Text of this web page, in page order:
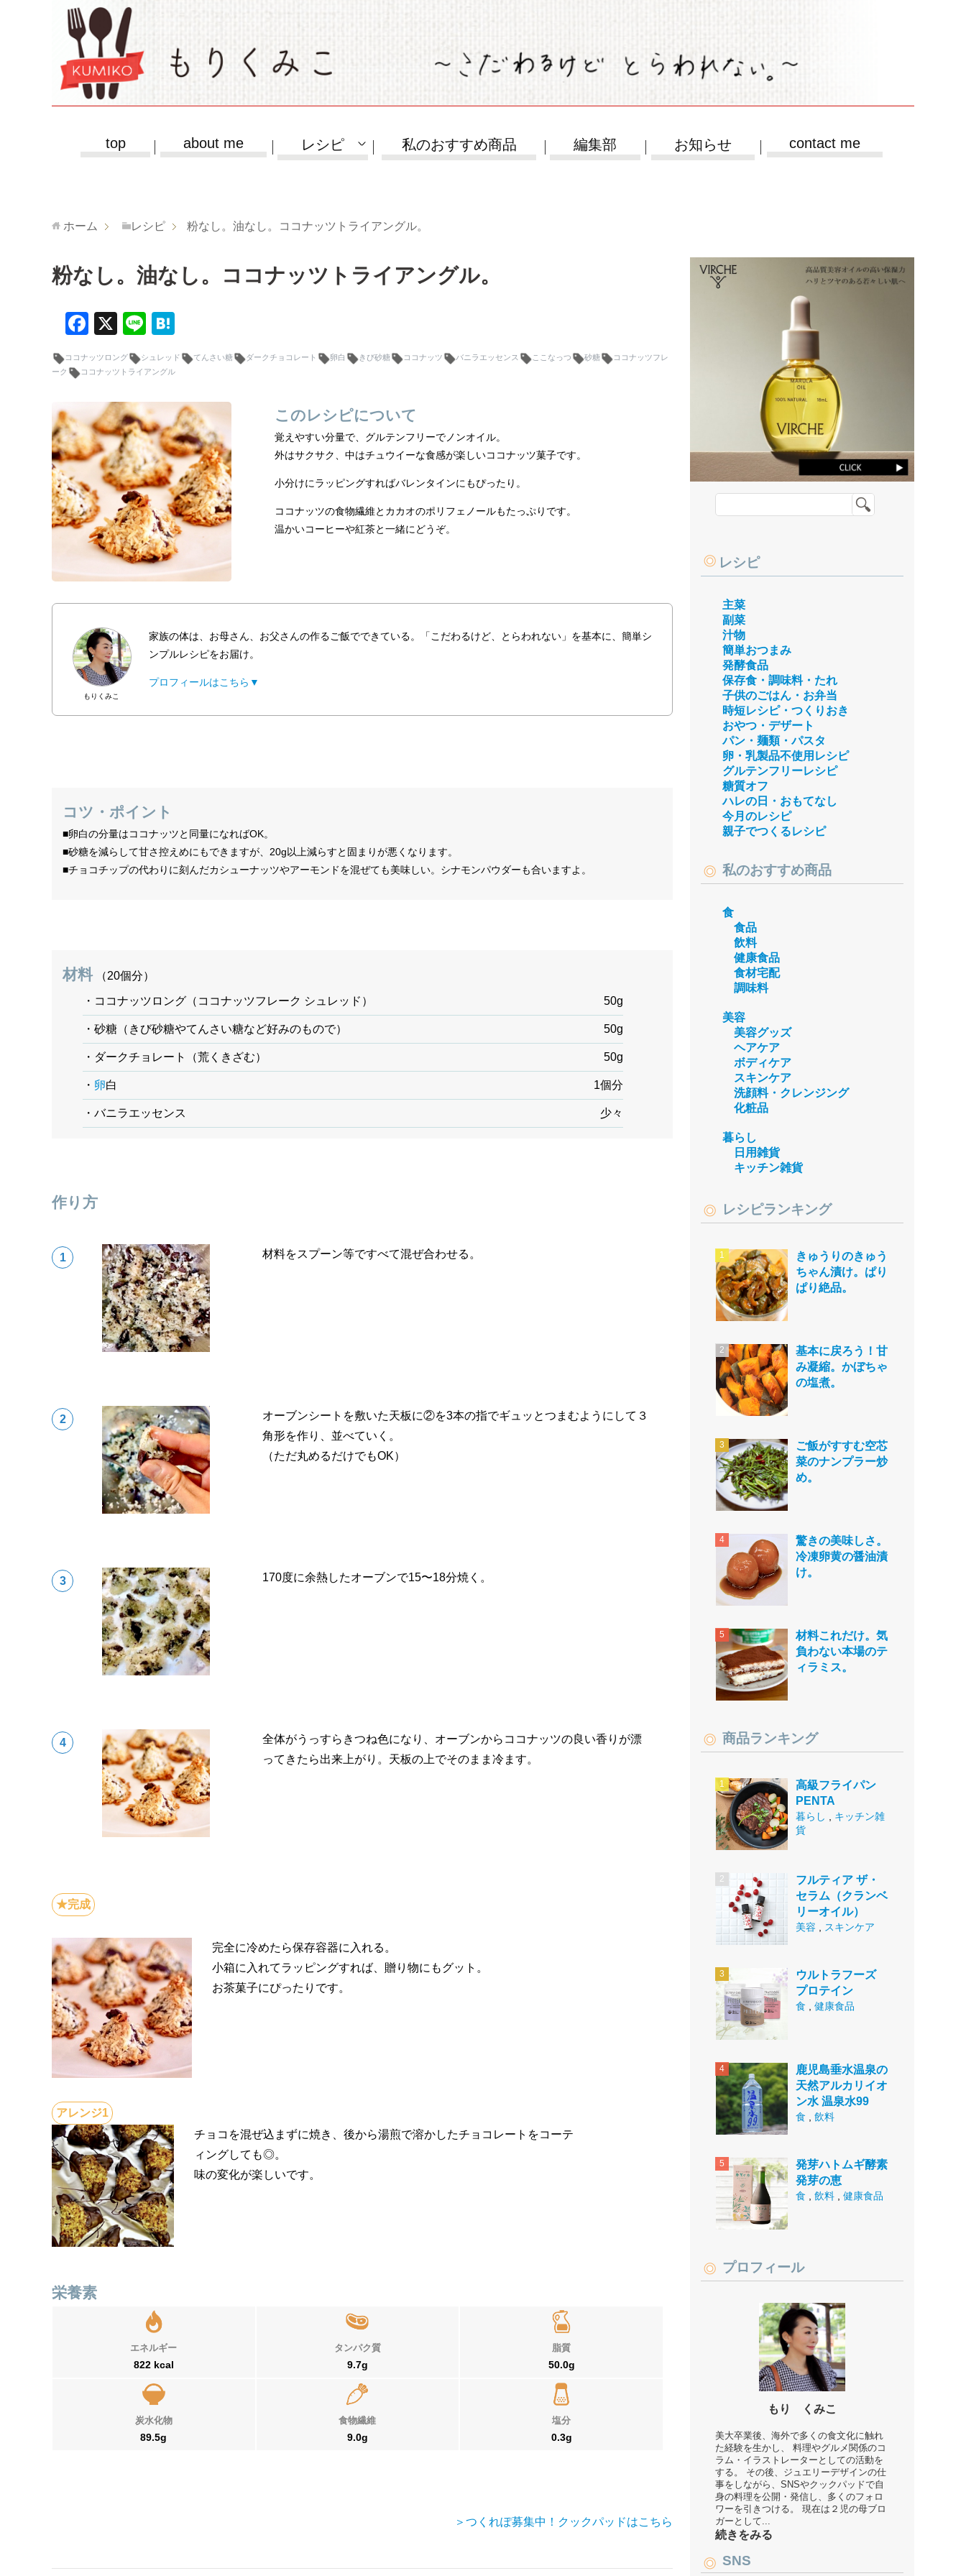
top about me レシピ 私のおすすめ商品 編集部 お知らせ contact me
ホーム レシピ 粉なし。油なし。ココナッツトライアングル。
粉なし。油なし。ココナッツトライアングル。
F
c
b
o
o
k
X
Li
e
at
e
a
ココナッツロング シュレッド てんさい糖 ダークチョコレート 卵白 きび砂糖 ココナッツ バニラエッセンス ここなっつ 砂糖
ココナッツフレ
ーク
ココナッツトライアングル
このレシピについて
覚えやすい分量で、グルテンフリーでノンオイル。
外はサクサク、中はチュウイーな食感が楽しいココナッツ菓子です。
小分けにラッピングすればバレンタインにもぴったり。
ココナッツの食物繊維とカカオのポリフェノールもたっぷりです。
温かいコーヒーや紅茶と一緒にどうぞ。
もりくみこ
家族の体は、お母さん、お父さんの作るご飯でできている。「こだわるけど、とらわれない」を基本に、簡単シ
ンプルレシピをお届け。
プロフィールはこちら▼
コツ・ポイント
■卵白の分量はココナッツと同量になればOK。
■砂糖を減らして甘さ控えめにもできますが、20g以上減らすと固まりが悪くなります。
■チョコチップの代わりに刻んだカシューナッツやアーモンドを混ぜても美味しい。シナモンパウダーも合いますよ。
材料 （20個分）
・ココナッツロング（ココナッツフレーク シュレッド） 50g
・砂糖（きび砂糖やてんさい糖など好みのもので） 50g
・ダークチョレート（荒くきざむ） 50g
・ 卵白 1個分
・バニラエッセンス 少々
作り方
材料をスプーン等ですべて混ぜ合わせる。
オーブンシートを敷いた天板に②を3本の指でギュッとつまむようにして３
角形を作り、並べていく。
（ただ丸めるだけでもOK）
170度に余熱したオーブンで15〜18分焼く。
全体がうっすらきつね色になり、オーブンからココナッツの良い香りが漂
ってきたら出来上がり。天板の上でそのまま冷ます。
完全に冷めたら保存容器に入れる。
小箱に入れてラッピングすれば、贈り物にもグット。
お茶菓子にぴったりです。
チョコを混ぜ込まずに焼き、後から湯煎で溶かしたチョコレートをコーテ
ィングしても◎。
味の変化が楽しいです。
栄養素
エネルギー
822 kcal
タンパク質
9.7g
脂質
50.0g
炭水化物
89.5g
食物繊維
9.0g
塩分
0.3g
＞つくれぽ募集中！クックパッドはこちら
レシピ
主菜
副菜
汁物
簡単おつまみ
発酵食品
保存食・調味料・たれ
子供のごはん・お弁当
時短レシピ・つくりおき
おやつ・デザート
パン・麺類・パスタ
卵・乳製品不使用レシピ
グルテンフリーレシピ
糖質オフ
ハレの日・おもてなし
今月のレシピ
親子でつくるレシピ
私のおすすめ商品
食
食品
飲料
健康食品
食材宅配
調味料
美容
美容グッズ
ヘアケア
ボディケア
スキンケア
洗顔料・クレンジング
化粧品
暮らし
日用雑貨
キッチン雑貨
レシピランキング
きゅうりのきゅう
ちゃん漬け。ぱり
ぱり絶品。
基本に戻ろう！甘
み凝縮。かぼちゃ
の塩煮。
ご飯がすすむ空芯
菜のナンプラー炒
め。
驚きの美味しさ。
冷凍卵黄の醤油漬
け。
材料これだけ。気
負わない本場のテ
ィラミス。
商品ランキング
高級フライパン
PENTA
暮らし
キッチン雑
貨
フルティア ザ・
セラム（クランベ
リーオイル）
美容 スキンケア
ウルトラフーズ
プロテイン
食 健康食品
鹿児島垂水温泉の
天然アルカリイオ
ン水 温泉水99
食 飲料
発芽ハトムギ酵素
発芽の恵
食 飲料 健康食品
プロフィール
もり くみこ
美大卒業後、海外で多くの食文化に触れ
た経験を生かし、 料理やグルメ関係のコ
ラム・イラストレーターとしての活動を
する。 その後、ジュエリーデザインの仕
事をしながら、SNSやクックパッドで自
身の料理を公開・発信し、多くのフォロ
ワーを引きつける。 現在は２児の母ブロ
ガーとして...
続きをみる
SNS